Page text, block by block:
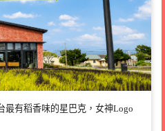
最有稻香味的星巴克，女神Logo